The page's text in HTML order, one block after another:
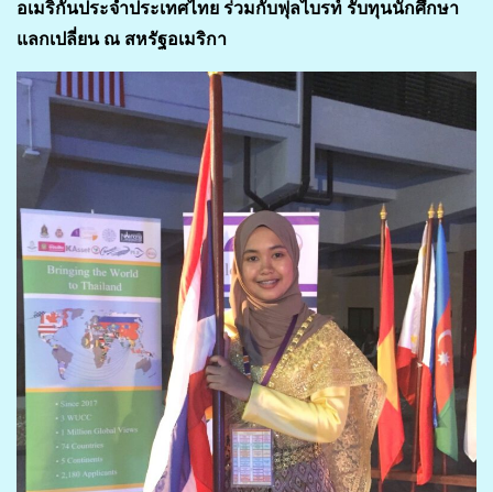
อเมริกันประจำประเทศไทย ร่วมกับฟุลไบรท์ รับทุนนักศึกษา
แลกเปลี่ยน ณ สหรัฐอเมริกา